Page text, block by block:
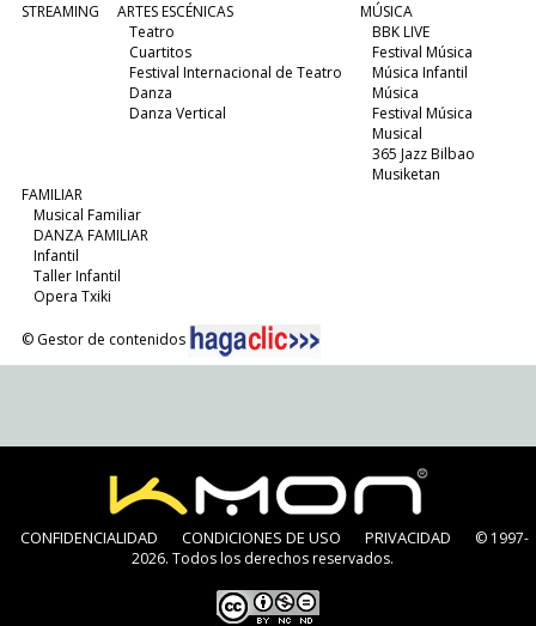
STREAMING
ARTES ESCÉNICAS
Teatro
Cuartitos
Festival Internacional de Teatro
Danza
Danza Vertical
MÚSICA
BBK LIVE
Festival Música
Música Infantil
Música
Festival Música
Musical
365 Jazz Bilbao
Musiketan
FAMILIAR
Musical Familiar
DANZA FAMILIAR
Infantil
Taller Infantil
Opera Txiki
© Gestor de contenidos
CONFIDENCIALIDAD CONDICIONES DE USO PRIVACIDAD
© 1997-
2026. Todos los derechos reservados.